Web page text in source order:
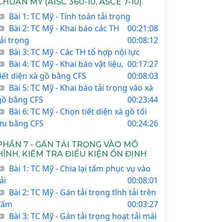
Bài 1: TC Mỹ - Tính toán tải trọng
00:21:08
Bài 2: TC Mỹ - Khai báo các TH
trọng
00:08:12
Bài 3: TC Mỹ - Các TH tổ hợp nội lực
00:17:27
Bài 4: TC Mỹ - Khai báo vật liệu,
diện xà gồ bằng CFS
00:08:03
Bài 5: TC Mỹ - Khai báo tải trọng vào xà
bằng CFS
00:23:44
Bài 6: TC Mỹ - Chọn tiết diện xà gồ tối
bằng CFS
00:24:26
7 - GÁN TẢI TRỌNG VÀO MÔ
KIỂM TRA ĐIỀU KIỆN ỔN ĐỊNH
Bài 1: TC Mỹ - Chia lại tấm phục vụ vào
00:08:01
Bài 2: TC Mỹ - Gán tải trọng tĩnh tải trên
00:03:27
Bài 3: TC Mỹ - Gán tải trọng hoạt tải mái